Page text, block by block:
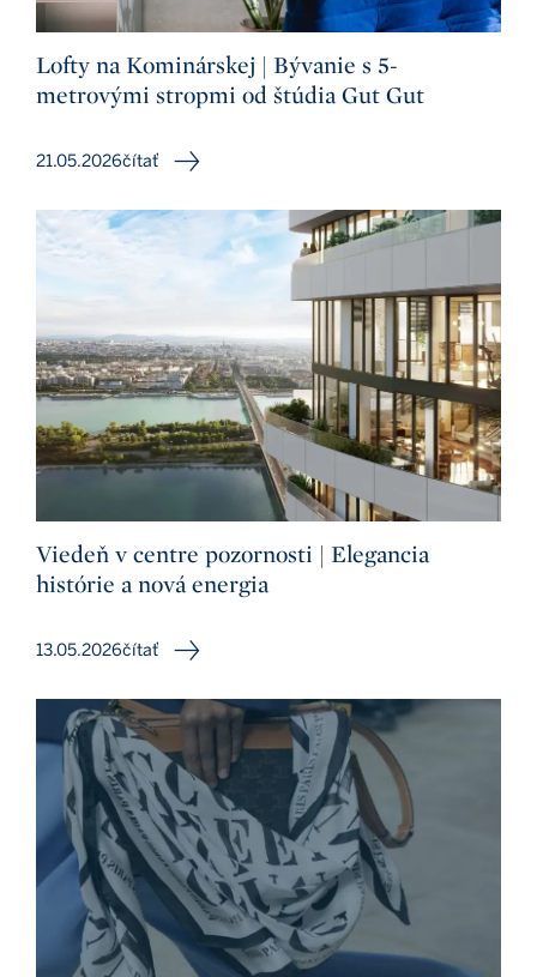
Lofty na Kominárskej | Bývanie s 5-
metrovými stropmi od štúdia Gut Gut
21.05.2026čítať
Viedeň v centre pozornosti | Elegancia
histórie a nová energia
13.05.2026čítať